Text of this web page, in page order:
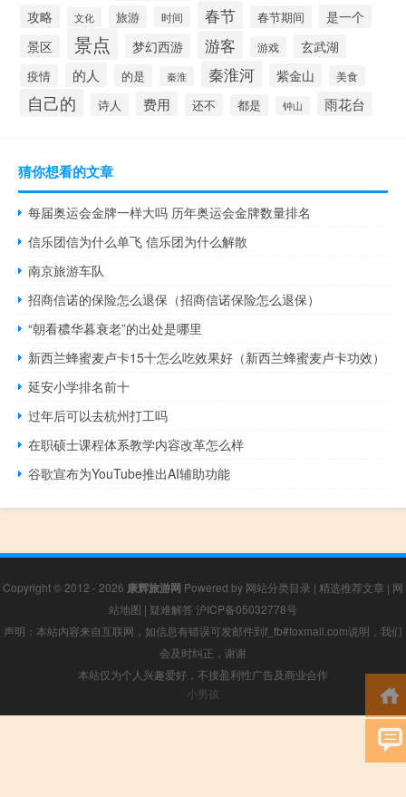
攻略 文化 旅游 时间 春节 春节期间
是一个
景区
景点 梦幻西游 游客 游戏 玄武湖
疫情 的人 的是 秦淮 秦淮河 紫金山 美食
自己的 诗人 费用 还不 都是 钟山 雨花台
猜你想看的文章
每届奥运会金牌一样大吗 历年奥运会金牌数量排名
信乐团信为什么单飞 信乐团为什么解散
南京旅游车队
招商信诺的保险怎么退保（招商信诺保险怎么退保）
“朝看穠华暮衰老”的出处是哪里
新西兰蜂蜜麦卢卡15十怎么吃效果好（新西兰蜂蜜麦卢卡功效）
延安小学排名前十
过年后可以去杭州打工吗
在职硕士课程体系教学内容改革怎么样
谷歌宣布为YouTube推出AI辅助功能
Copyright © 2012 - 2026 康辉旅游网 Powered by 网站分类目录 | 精选推荐文章 | 网
站地图 | 疑难解答 沪ICP备05032778号
声明：本站内容来自互联网，如信息有错误可发邮件到f_fb#foxmail.com说明，我们
会及时纠正，谢谢
本站仅为个人兴趣爱好，不接盈利性广告及商业合作
小男孩